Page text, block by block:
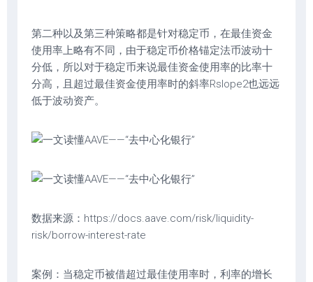
第二种以及第三种策略都是针对稳定币，在最佳资金
使用率上略有不同，由于稳定币价格锚定法币波动十
分低，所以对于稳定币来说最佳资金使用率的比率十
分高，且超过最佳资金使用率时的斜率Rslope2也远远
低于波动资产。
数据来源：https://docs.aave.com/risk/liquidity-
risk/borrow-interest-rate
案例：当稳定币被借超过最佳使用率时，利率的增长